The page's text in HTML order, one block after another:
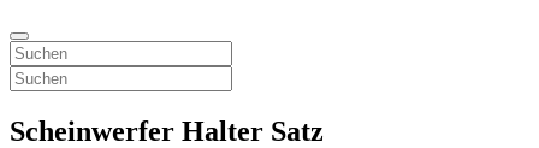
Scheinwerfer Halter Satz